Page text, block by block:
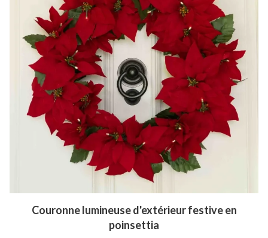
Couronne lumineuse d'extérieur festive en
poinsettia